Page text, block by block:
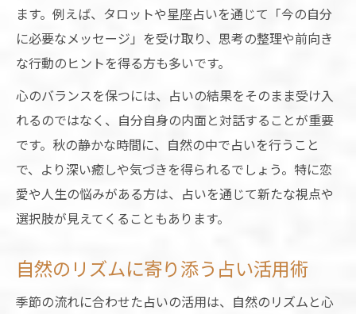
ます。例えば、タロットや星座占いを通じて「今の自分
に必要なメッセージ」を受け取り、思考の整理や前向き
な行動のヒントを得る方も多いです。
心のバランスを保つには、占いの結果をそのまま受け入
れるのではなく、自分自身の内面と対話することが重要
です。秋の静かな時間に、自然の中で占いを行うこと
で、より深い癒しや気づきを得られるでしょう。特に恋
愛や人生の悩みがある方は、占いを通じて新たな視点や
選択肢が見えてくることもあります。
自然のリズムに寄り添う占い活用術
季節の流れに合わせた占いの活用は、自然のリズムと心